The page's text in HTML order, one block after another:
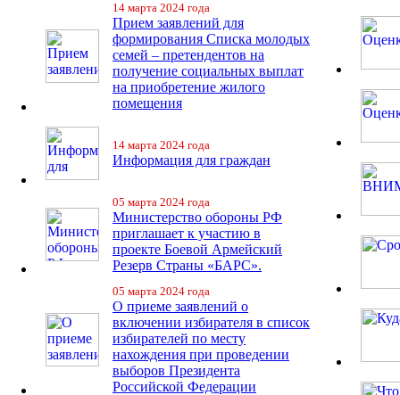
14 марта 2024 года
Прием заявлений для
формирования Списка молодых
семей – претендентов на
получение социальных выплат
на приобретение жилого
помещения
14 марта 2024 года
Информация для граждан
05 марта 2024 года
Министерство обороны РФ
приглашает к участию в
проекте Боевой Армейский
Резерв Страны «БАРС».
05 марта 2024 года
О приеме заявлений о
включении избирателя в список
избирателей по месту
нахождения при проведении
выборов Президента
Российской Федерации